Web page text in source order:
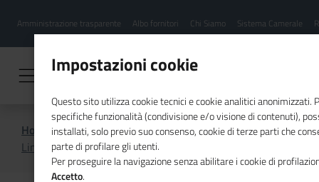
contenuto
Menu
hamburgher
Amministrazione trasparente Albo fornitori Chi Siamo Sistema Camerale
Home
Performance & Accountability
Linee guida Unioncamere
Impostazioni cookie
Questo sito utilizza cookie tecnici e cookie analitici anonimizzati.
specifiche funzionalità (condivisione e/o visione di contenuti),
installati, solo previo suo consenso, cookie di terze parti che
parte di profilare gli utenti.
Per proseguire la navigazione senza abilitare i cookie di
Accetto.